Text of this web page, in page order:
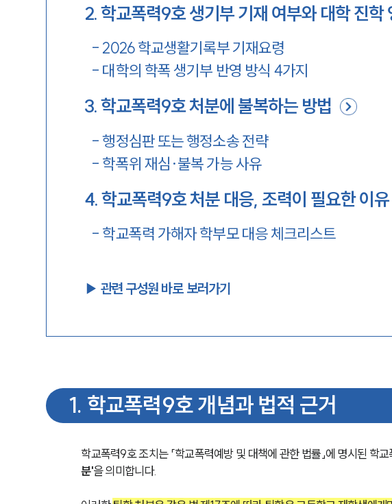
2.학교폭력9호 생기부 기재 여부와 대학 진학
- 2026 학교생활기록부 기재요령
- 대학의 학폭 생기부 반영 방식 4가지
3.학교폭력9호 처분에 불복하는 방법
-행정심판 또는 행정소송 전략
- 학폭위 재심·불복 가능 사유
4.학교폭력9호 처분 대응, 조력이 필요한 이유
- 학교폭력 가해자 학부모 대응 체크리스트
▶︎ 관련 구성원 바로 보러가기
1. 학교폭력9호 개념과 법적 근거
학교폭력9호 조치는 「학교폭력예방 및 대책에 관한 법률」에 명시된 학
분'을 의미합니다.